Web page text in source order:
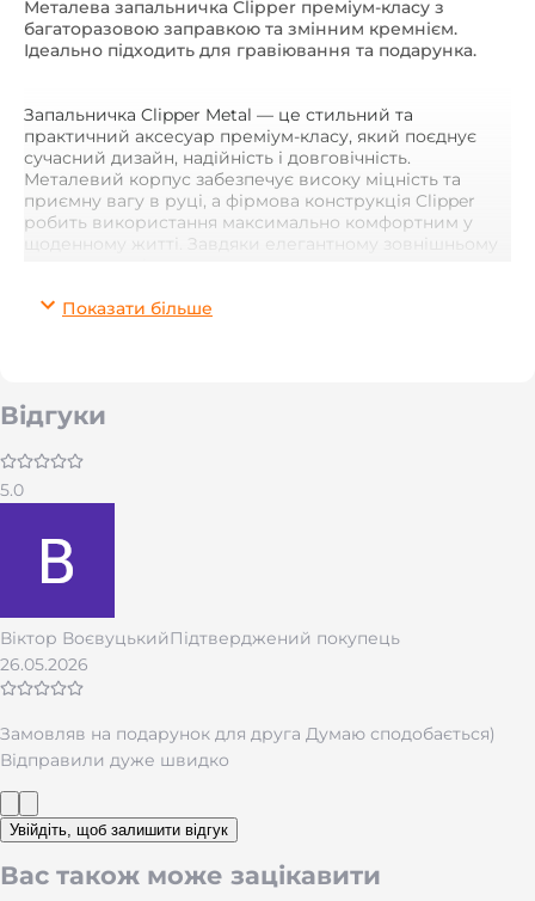
Металева запальничка Clipper преміум-класу з
багаторазовою заправкою та змінним кремнієм.
Ідеально підходить для гравіювання та подарунка.
Запальничка Clipper Metal — це стильний та
практичний аксесуар преміум-класу, який поєднує
сучасний дизайн, надійність і довговічність.
Металевий корпус забезпечує високу міцність та
приємну вагу в руці, а фірмова конструкція Clipper
робить використання максимально комфортним у
щоденному житті. Завдяки елегантному зовнішньому
колеги або близької людини.
виробу. Це не одноразова запальничка, а надійний
аксесуар, який можна використовувати роками.
гравіювання, тому модель часто обирають для
ініціалів, логотипу або пам’ятного напису.
Запальнички Clipper відомі у всьому світі своєю
якістю, ергономічною формою та оригінальним
запальничка легко поміщається в кишені або сумці, а
стильний металевий корпус додає преміального
вигляду. Модель чудово підходить як для
повсякденного використання, так і для подарункового
У нашому магазині ви можете купити Clipper Metal для
день народження, річницю, День батька, Новий рік
або будь-яку іншу важливу подію. Металева
запальничка Clipper — це поєднання стилю,
функціональності та надійності в одному аксесуарі.
Показати більше
Відгуки
5.0
Віктор ВоєвуцькийПідтверджений покупець
26.05.2026
Замовляв на подарунок для друга Думаю сподобається)
Відправили дуже швидко
Увійдіть, щоб залишити відгук
Вас також може зацікавити